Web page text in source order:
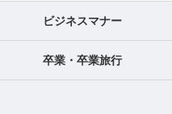
ビジネスマナー
卒業・卒業旅行